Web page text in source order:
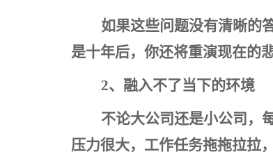
如果这些问题没有清晰的
是十年后，你还将重演现在的
2、融入不了当下的环境
不论大公司还是小公司，
压力很大，工作任务拖拖拉拉